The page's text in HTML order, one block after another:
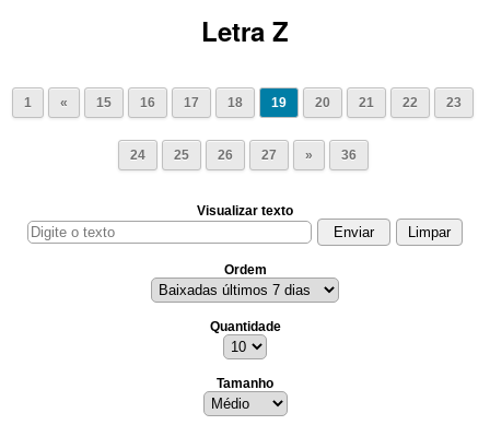
Letra Z
1 « 15 16 17 18 19 20 21 22 23
24 25 26 27 » 36
Visualizar texto
Ordem
Quantidade
Tamanho